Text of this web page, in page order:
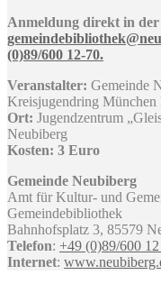
Anmeldung direkt in
(0)89/600 12-70.
Veranstalter: Gemeinde
Kreisjugendring München
Ort: Jugendzentrum
Neubiberg
Kosten: 3 Euro
Gemeinde Neubiberg
Amt für Kultur- und
Gemeindebibliothek
Bahnhofsplatz 3, 85579
Telefon: +49 (0)89/600
Internet: